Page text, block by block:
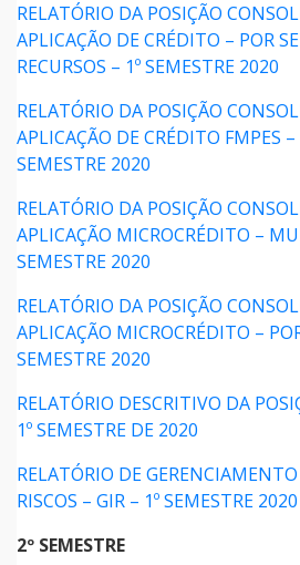
RELATÓRIO DA POSIÇÃO
APLICAÇÃO DE CRÉDITO – POR
RECURSOS – 1º SEMESTRE 2020
RELATÓRIO DA POSIÇÃO
APLICAÇÃO DE CRÉDITO FMPES –
SEMESTRE 2020
RELATÓRIO DA POSIÇÃO
APLICAÇÃO MICROCRÉDITO –
SEMESTRE 2020
RELATÓRIO DA POSIÇÃO
APLICAÇÃO MICROCRÉDITO –
SEMESTRE 2020
RELATÓRIO DESCRITIVO DA
1º SEMESTRE DE 2020
RELATÓRIO DE
RISCOS – GIR – 1º SEMESTRE 2020
2º SEMESTRE